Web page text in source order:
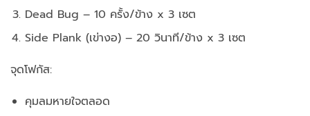
Dead Bug – 10 ครั้ง/ข้าง x 3 เซต
Side Plank (เข่างอ) – 20 วินาที/ข้าง x 3 เซต
จุดโฟกัส:
คุมลมหายใจตลอด